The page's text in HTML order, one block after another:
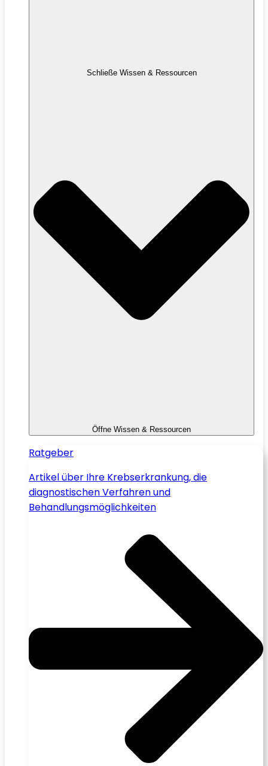
Schließe Wissen & Ressourcen
Öffne Wissen & Ressourcen
Ratgeber
Artikel über Ihre Krebserkrankung, die
diagnostischen Verfahren und
Behandlungsmöglichkeiten